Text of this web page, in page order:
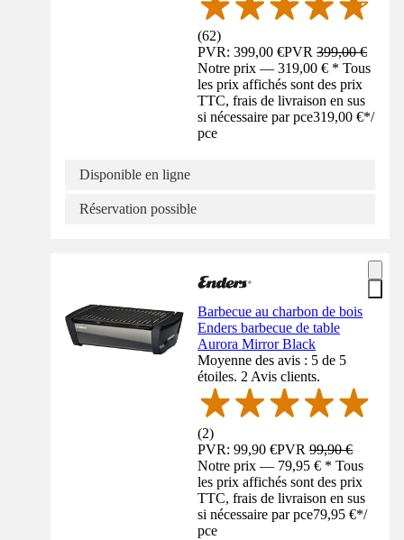
(62)
PVR: 399,00 €PVR399,00 €
Notre prix — 319,00 € * Tous
les prix affichés sont des prix
TTC, frais de livraison en sus
si nécessaire par pce319,00 €*/
pce
Disponible en ligne
Réservation possible
Barbecue au charbon de bois
Enders barbecue de table
Aurora Mirror Black
Moyenne des avis : 5 de 5
étoiles. 2 Avis clients.
(2)
PVR: 99,90 €PVR99,90 €
Notre prix — 79,95 € * Tous
les prix affichés sont des prix
TTC, frais de livraison en sus
si nécessaire par pce79,95 €*/
pce